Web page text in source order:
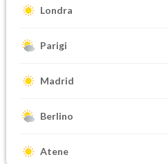
Londra
Parigi
Madrid
Berlino
Atene